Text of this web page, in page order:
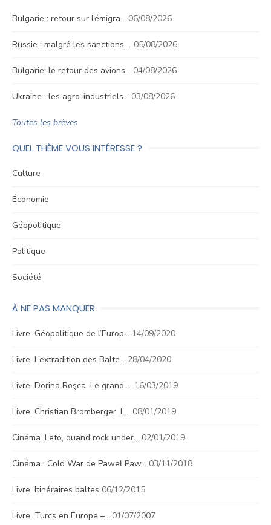
Bulgarie : retour sur l’émigra… 06/08/2026
Russie : malgré les sanctions,… 05/08/2026
Bulgarie: le retour des avions… 04/08/2026
Ukraine : les agro-industriels… 03/08/2026
Toutes les brèves
QUEL THÈME VOUS INTÉRESSE ?
Culture
Économie
Géopolitique
Politique
Société
À NE PAS MANQUER
Livre. Géopolitique de l’Europ… 14/09/2020
Livre. L’extradition des Balte… 28/04/2020
Livre. Dorina Roşca, Le grand … 16/03/2019
Livre. Christian Bromberger, L… 08/01/2019
Cinéma. Leto, quand rock under… 02/01/2019
Cinéma : Cold War de Paweł Paw… 03/11/2018
Livre. Itinéraires baltes 06/12/2015
Livre. Turcs en Europe –… 01/07/2007